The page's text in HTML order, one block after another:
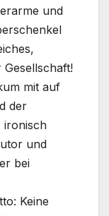
und
Gesellschaft!
mit auf
der
ironisch
und
bei
Keine